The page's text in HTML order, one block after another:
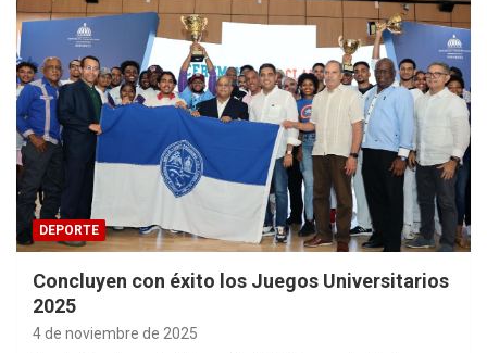
DEPORTE
Concluyen con éxito los Juegos Universitarios
2025
4 de noviembre de 2025